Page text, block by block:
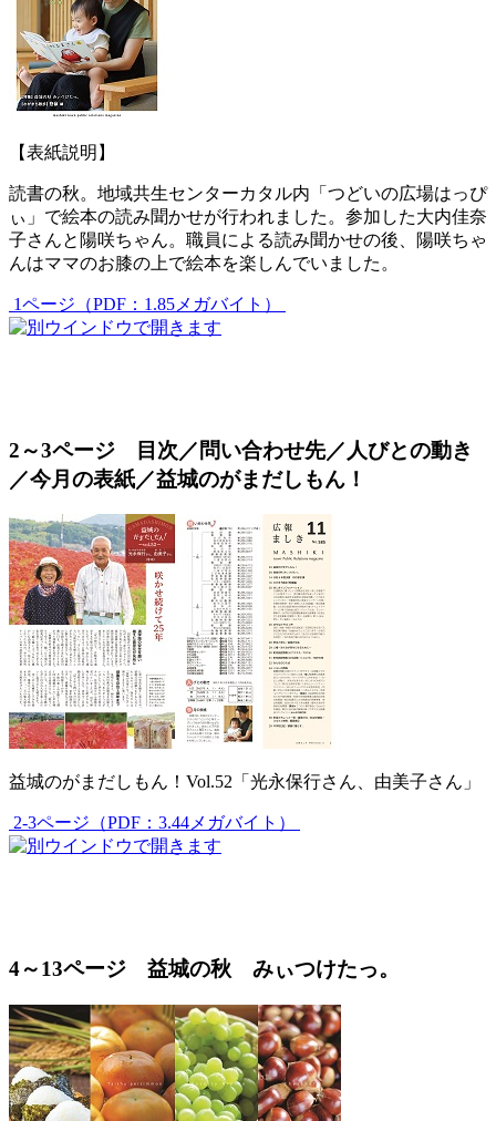
【表紙説明】
読書の秋。地域共生センターカタル内「つどいの広場はっぴ
ぃ」で絵本の読み聞かせが行われました。参加した大内佳奈
子さんと陽咲ちゃん。職員による読み聞かせの後、陽咲ちゃ
んはママのお膝の上で絵本を楽しんでいました。
1ページ（PDF：1.85メガバイト）
2～3ページ 目次／問い合わせ先／人びとの動き
／今月の表紙／益城のがまだしもん！
益城のがまだしもん！Vol.52「光永保行さん、由美子さん」
2-3ページ（PDF：3.44メガバイト）
4～13ページ 益城の秋 みぃつけたっ。